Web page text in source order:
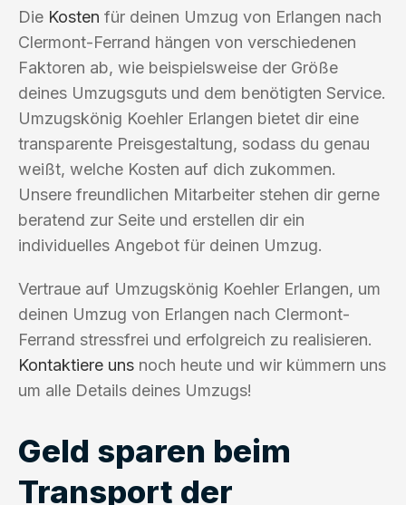
Die Kosten für deinen Umzug von Erlangen nach
Clermont-Ferrand hängen von verschiedenen
Faktoren ab, wie beispielsweise der Größe
deines Umzugsguts und dem benötigten Service.
Umzugskönig Koehler Erlangen bietet dir eine
transparente Preisgestaltung, sodass du genau
weißt, welche Kosten auf dich zukommen.
Unsere freundlichen Mitarbeiter stehen dir gerne
beratend zur Seite und erstellen dir ein
individuelles Angebot für deinen Umzug.
Vertraue auf Umzugskönig Koehler Erlangen, um
deinen Umzug von Erlangen nach Clermont-
Ferrand stressfrei und erfolgreich zu realisieren.
Kontaktiere uns noch heute und wir kümmern uns
um alle Details deines Umzugs!
Geld sparen beim
Transport der